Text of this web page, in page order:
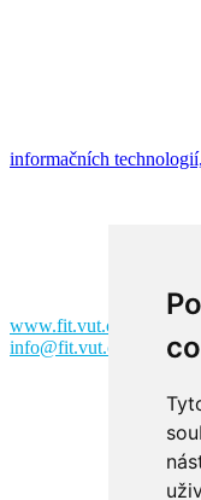
informačních
www.fit.vut.cz
info@fit.vut.cz